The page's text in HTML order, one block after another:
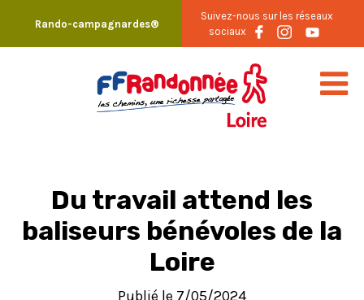
content
Rando-campagnardes®
Suivez-nous sur les réseaux
sociaux
Du travail attend les
baliseurs bénévoles de la
Loire
Publié le 7/05/2024